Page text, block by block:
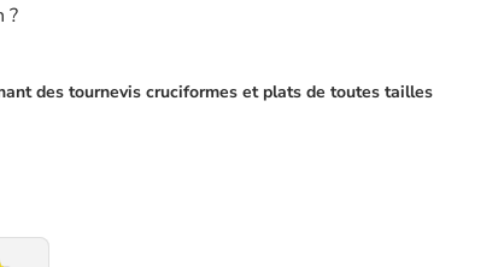
?
des tournevis cruciformes et plats de toutes tailles